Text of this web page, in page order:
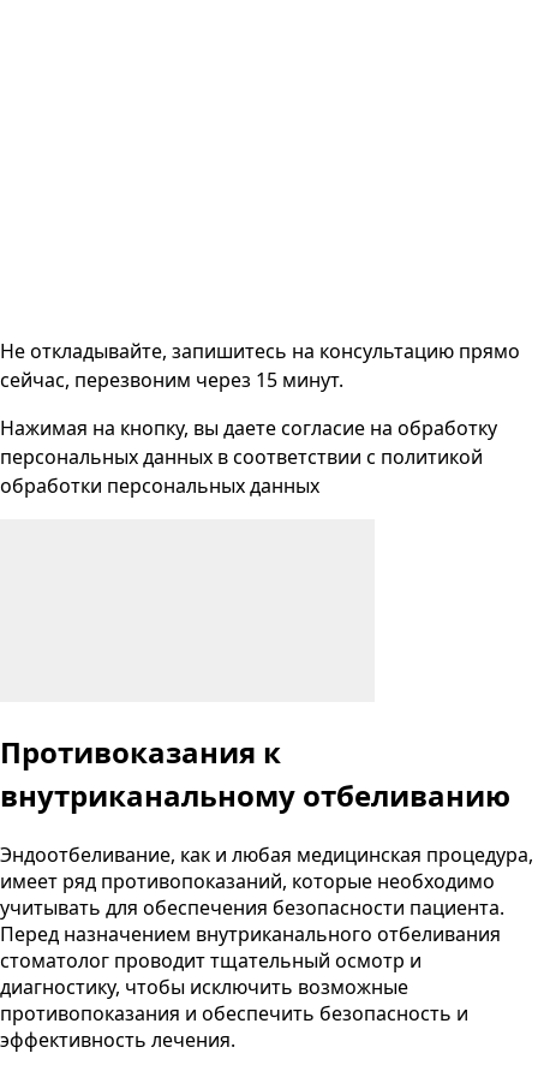
Не откладывайте, запишитесь на консультацию прямо
сейчас, перезвоним через 15 минут.
Нажимая на кнопку, вы даете согласие на обработку
персональных данных в соответствии с политикой
обработки персональных данных
Противоказания к
внутриканальному отбеливанию
Эндоотбеливание, как и любая медицинская процедура,
имеет ряд противопоказаний, которые необходимо
учитывать для обеспечения безопасности пациента.
Перед назначением внутриканального отбеливания
стоматолог проводит тщательный осмотр и
диагностику, чтобы исключить возможные
противопоказания и обеспечить безопасность и
эффективность лечения.